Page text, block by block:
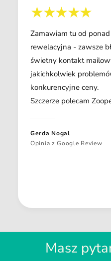
Zamawiam tu od
rewelacyjna - zawsze
świetny kontakt
jakichkolwiek
konkurencyjne ceny.
Szczerze polecam
Gerda Nogal
Opinia z Google Review
Masz